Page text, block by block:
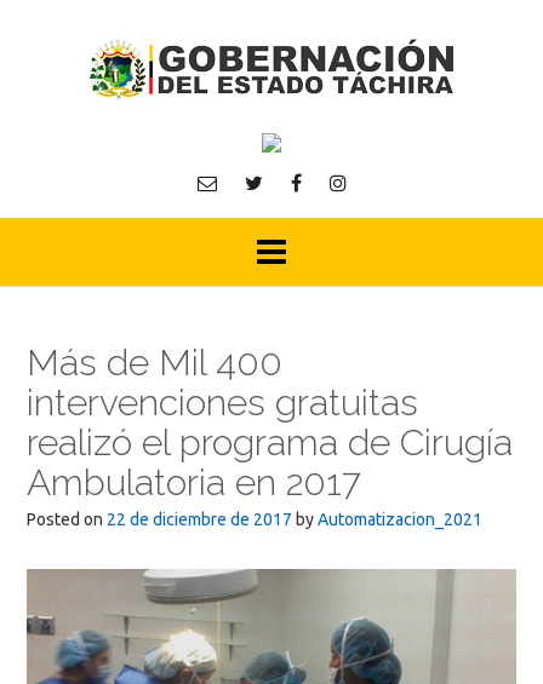
Más de Mil 400
intervenciones gratuitas
realizó el programa de Cirugía
Ambulatoria en 2017
Posted on 22 de diciembre de 2017 byAutomatizacion_2021